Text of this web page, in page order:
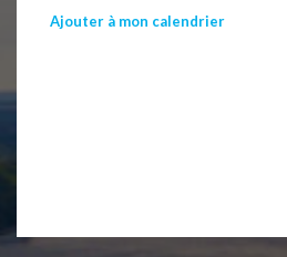
Ajouter à mon calendrier